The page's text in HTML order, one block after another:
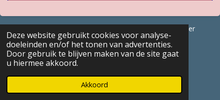
Deze website gebruikt cookies voor analyse-
doeleinden en/of het tonen van advertenties.
Door gebruik te blijven maken van de site gaat
u hiermee akkoord.
Akkoord
© 2017 - 2026 GENEALOGISCHE Bijdragen Marc Van Acker
Powered byJouwWeb